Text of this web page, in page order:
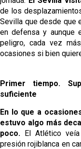
de los
Sevilla que desde que
en defensa y aunque
peligro, cada vez
ocasiones si bien
Primer tiempo.
suficiente
En lo que a
estuvo algo más
poco. El Atlético
presión rojiblanca en